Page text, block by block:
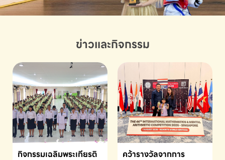
ข่าวและกิจกรรม
กิจกรรมเฉลิมพระเกียรติ
คว้ารางวัลจากการ